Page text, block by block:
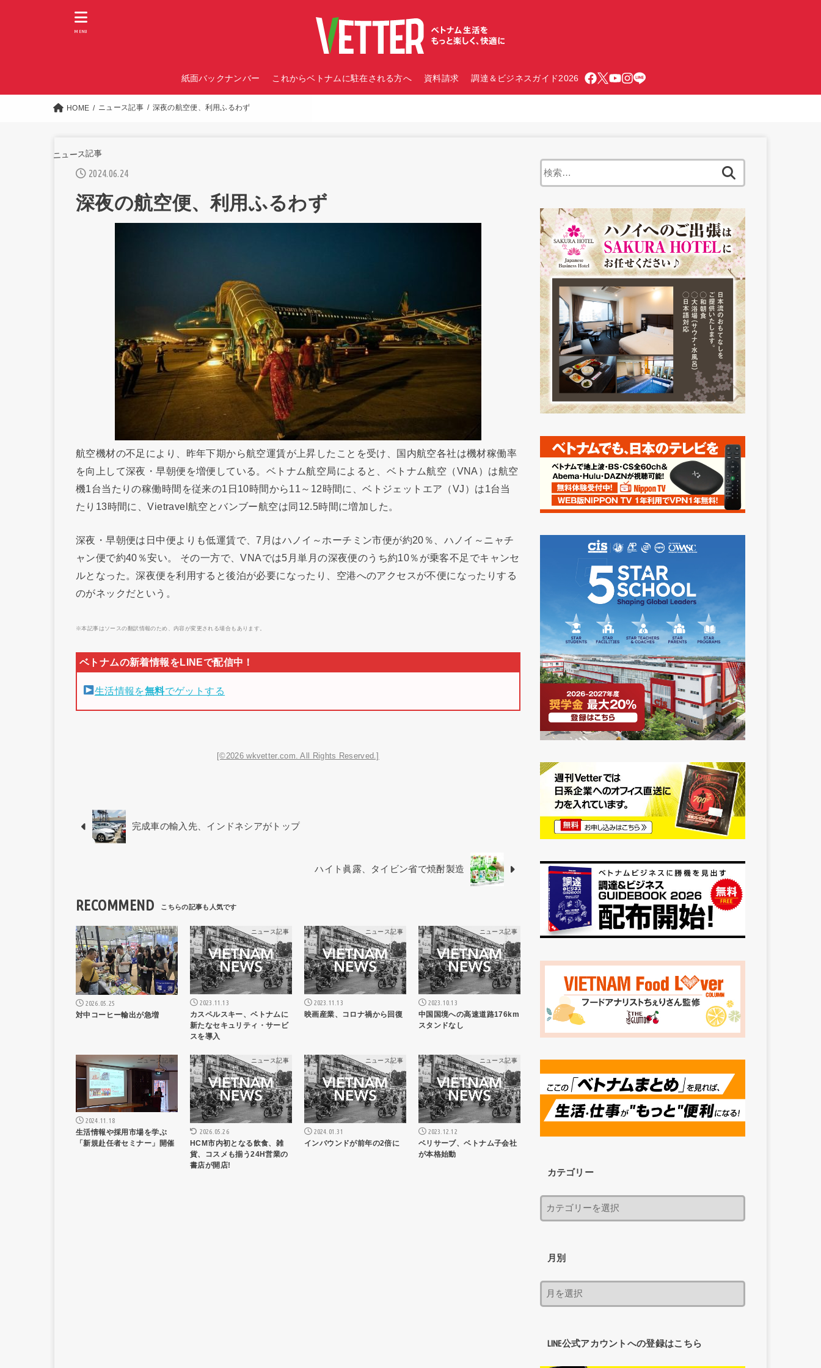
紙面バックナンバー これからベトナムに駐在される方へ 資料請求 調達＆ビジネスガイド2026
MENU
HOME ニュース記事 深夜の航空便、利用ふるわず
ニュース記事
2024.06.24
深夜の航空便、利用ふるわず
航空機材の不足により、昨年下期から航空運賃が上昇したことを受け、国内航空各社は機材稼働率
を向上して深夜・早朝便を増便している。ベトナム航空局によると、ベトナム航空（VNA）は航空
機1台当たりの稼働時間を従来の1日10時間から11～12時間に、ベトジェットエア（VJ）は1台当
たり13時間に、Vietravel航空とバンブー航空は同12.5時間に増加した。
深夜・早朝便は日中便よりも低運賃で、7月はハノイ～ホーチミン市便が約20％、ハノイ～ニャチ
ャン便で約40％安い。 その一方で、VNAでは5月単月の深夜便のうち約10％が乗客不足でキャンセ
ルとなった。深夜便を利用すると後泊が必要になったり、空港へのアクセスが不便になったりする
のがネックだという。
※本記事はソースの翻訳情報のため、内容が変更される場合もあります。
生活情報を無料でゲットする
[©2026 wkvetter.com. All Rights Reserved.]
完成車の輸入先、インドネシアがトップ
ハイト眞露、タイビン省で焼酎製造
RECOMMEND
ニュース記事
2026.05.25
対中コーヒー輸出が急増
ニュース記事
2023.11.13
カスペルスキー、ベトナムに
新たなセキュリティ・サービ
スを導入
ニュース記事
2023.11.13
映画産業、コロナ禍から回復
ニュース記事
2023.10.13
中国国境への高速道路176km
スタンドなし
ニュース記事
2024.11.18
生活情報や採用市場を学ぶ
「新規赴任者セミナー」開催
ニュース記事
2026.05.26
HCM市内初となる飲食、雑
貨、コスメも揃う24H営業の
書店が開店!
ニュース記事
2024.01.31
インバウンドが前年の2倍に
ニュース記事
2023.12.12
ベリサーブ、ベトナム子会社
が本格始動
カテゴリー
月別
LINE公式アカウントへの登録はこちら